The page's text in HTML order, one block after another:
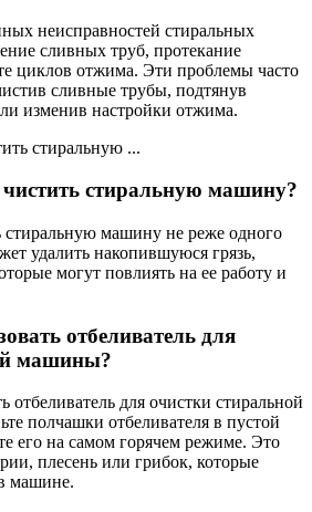
неисправностей стиральных
сливных труб, протекание
циклов отжима. Эти проблемы часто
сливные трубы, подтянув
изменив настройки отжима.
чистить стиральную машину?
стиральную машину не реже одного
удалить накопившуюся грязь,
могут повлиять на ее работу и
отбеливатель для
машины?
отбеливатель для очистки стиральной
полчашки отбеливателя в пустой
его на самом горячем режиме. Это
плесень или грибок, которые
машине.